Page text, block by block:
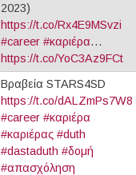
2023)
https://t.co/Rx4E9MSvzi
#career #καριέρα…
https://t.co/YoC3Az9FCt
Βραβεία STARS4SD
https://t.co/dALZmPs7W8
#career #καριέρα
#καριέρας #duth
#dastaduth #δομή
#απασχόληση